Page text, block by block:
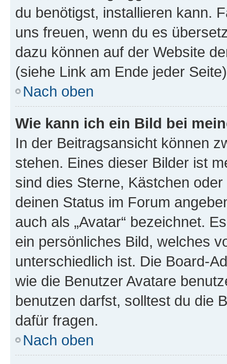
du benötigst, installieren kann.
uns freuen, wenn du es
dazu können auf der Website
(siehe Link am Ende jeder
Nach oben
Wie kann ich ein Bild bei
In der Beitragsansicht können
stehen. Eines dieser Bilder ist
sind dies Sterne, Kästchen
deinen Status im Forum
auch als „Avatar“ bezeichnet.
ein persönliches Bild, welches
unterschiedlich ist. Die Board-
wie die Benutzer Avatare
benutzen darfst, solltest du die
dafür fragen.
Nach oben